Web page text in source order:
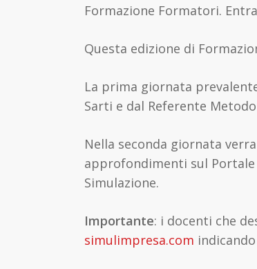
Formazione Formatori.
Questa edizione di
La prima giornata
Sarti e dal Referente
Nella seconda giornata
approfondimenti sul Portale
Simulazione.
Importante: i docenti che
simulimpresa.com